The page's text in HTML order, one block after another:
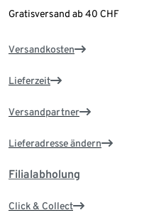
Gratisversand ab 40 CHF
Versandkosten
Lieferzeit
Versandpartner
Lieferadresse ändern
Filialabholung
Click & Collect